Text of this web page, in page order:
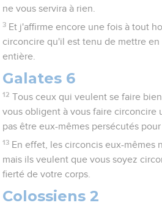
ne vous servira à rien.
3 Et j'affirme encore une fois à tout
circoncire qu'il est tenu de mettre
entière.
Galates 6
12 Tous ceux qui veulent se faire
vous obligent à vous faire circoncire
pas être eux-mêmes persécutés
13 En effet, les circoncis eux-mêmes
mais ils veulent que vous soyez
fierté de votre corps.
Colossiens 2